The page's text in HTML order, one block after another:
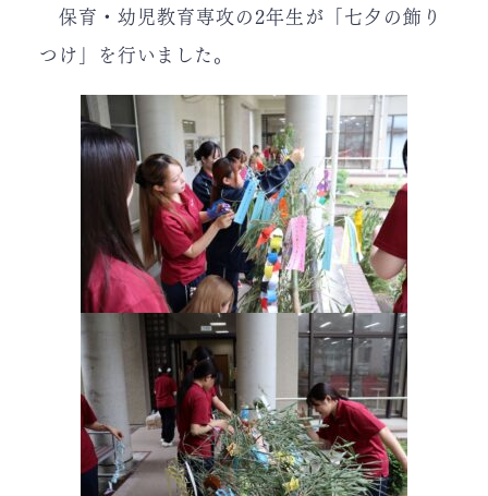
保育・幼児教育専攻の2年生が「七夕の飾り
つけ」を行いました。